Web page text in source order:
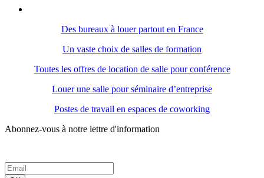
Des bureaux à louer partout en France
Un vaste choix de salles de formation
Toutes les offres de location de salle pour conférence
Louer une salle pour séminaire d’entreprise
Postes de travail en espaces de coworking
Abonnez-vous à notre lettre d'information